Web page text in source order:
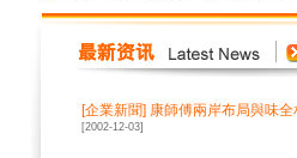
[企業新聞] 康師傅兩岸布局與味
[2002-12-03]